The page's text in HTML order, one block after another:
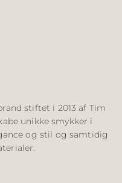
stiftet i 2013 af Tim
unikke smykker i
og stil og samtidig